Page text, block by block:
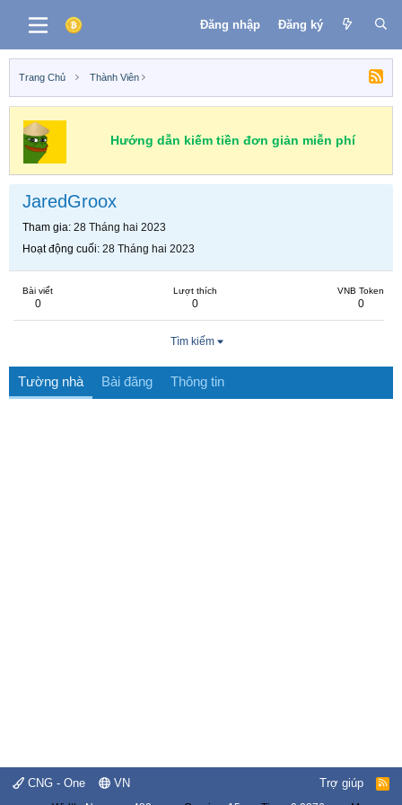
Đăng nhập Đăng ký
Trang Chủ Thành Viên
Hướng dẫn kiếm tiền đơn giản miễn phí
JaredGroox
Tham gia 28 Tháng hai 2023
Hoạt động cuối 28 Tháng hai 2023
Bài viết
0
Lượt thích
0
VNB Token
0
Tìm kiếm
Tường nhà Bài đăng Thông tin
CNG - One VN Trợ giúp
R